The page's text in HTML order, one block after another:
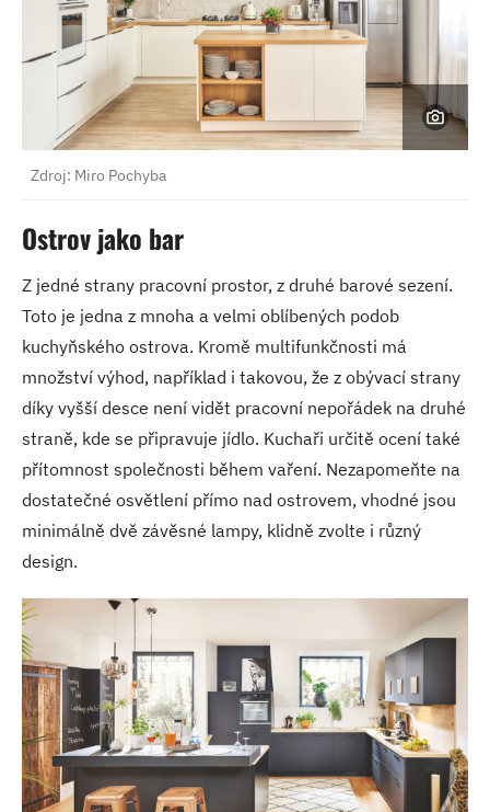
Zdroj: Miro Pochyba
Ostrov jako bar
Z jedné strany pracovní prostor, z druhé barové sezení.
Toto je jedna z mnoha a velmi oblíbených podob
kuchyňského ostrova. Kromě multifunkčnosti má
množství výhod, například i takovou, že z obývací strany
díky vyšší desce není vidět pracovní nepořádek na druhé
straně, kde se připravuje jídlo. Kuchaři určitě ocení také
přítomnost společnosti během vaření. Nezapomeňte na
dostatečné osvětlení přímo nad ostrovem, vhodné jsou
minimálně dvě závěsné lampy, klidně zvolte i různý
design.